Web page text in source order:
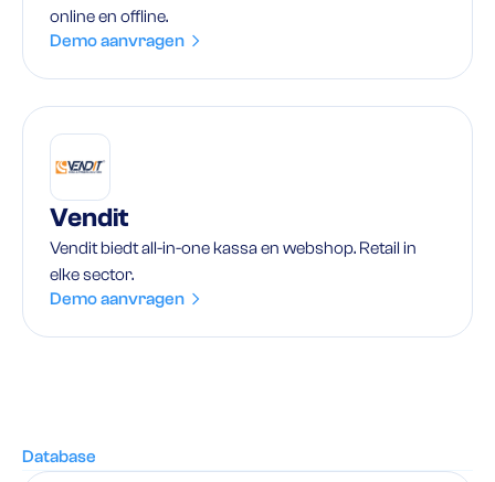
online en offline.
Demo aanvragen
Vendit
Vendit biedt all-in-one kassa en webshop. Retail in
elke sector.
Demo aanvragen
Database